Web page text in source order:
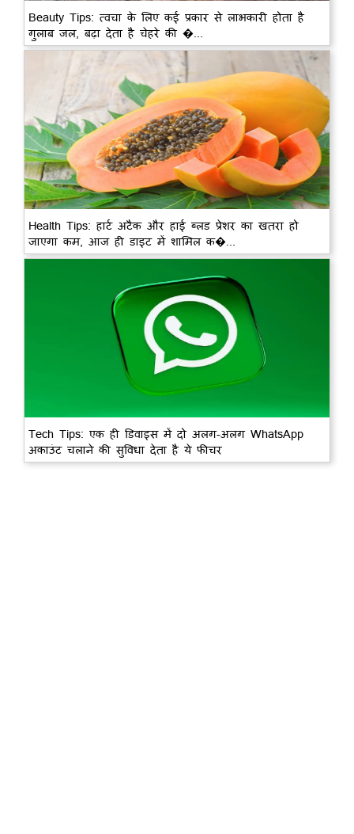
Beauty Tips: त्वचा के लिए कई प्रकार से लाभकारी होता है
गुलाब जल, बढ़ा देता है चेहरे की �...
Health Tips: हार्ट अटैक और हाई ब्लड प्रेशर का खतरा हो
जाएगा कम, आज ही डाइट में शामिल क�...
Tech Tips: एक ही डिवाइस में दो अलग-अलग WhatsApp
अकाउंट चलाने की सुविधा देता है ये फीचर